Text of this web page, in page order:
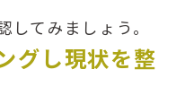
てみましょう。
グし現状を整